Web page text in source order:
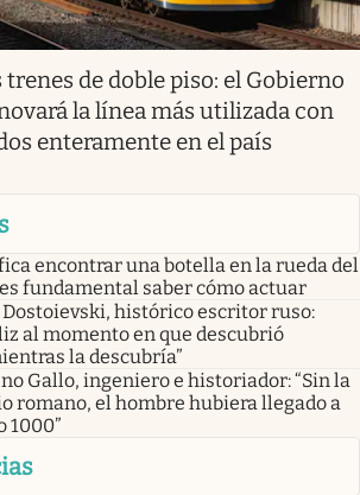
trenes de doble piso: el Gobierno
la línea más utilizada con
enteramente en el país
encontrar una botella en la rueda del
fundamental saber cómo actuar
histórico escritor ruso:
al momento en que descubrió
la descubría”
Gallo, ingeniero e historiador: “Sin la
romano, el hombre hubiera llegado a
1000”